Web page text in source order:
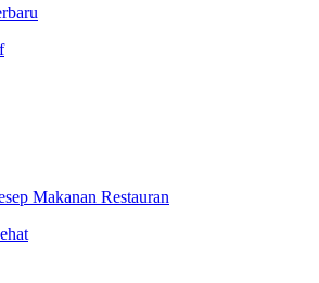
Makanan Restauran